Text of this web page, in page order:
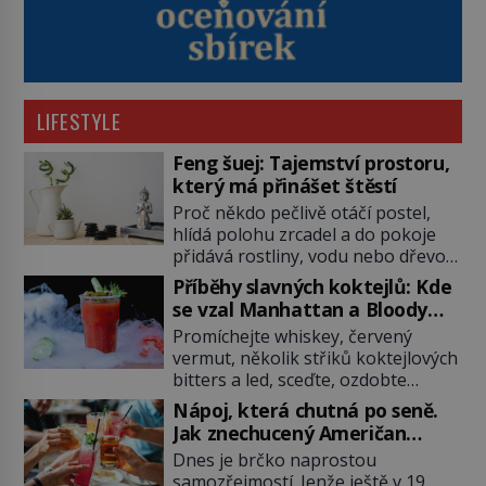
LIFESTYLE
Feng šuej: Tajemství prostoru,
který má přinášet štěstí
Proč někdo pečlivě otáčí postel,
hlídá polohu zrcadel a do pokoje
přidává rostliny, vodu nebo dřevo?
Feng šuej tvrdí, že domov není jen
soubor zdí a nábytku. Je to prostor,
kterým proudí energie čchi a jeho
uspořádání může ovlivňovat, jak se
v něm člověk cítí. Feng šuej má
kořeny ve staré Číně a jeho historie
[…]
Příběhy slavných koktejlů: Kde
se vzal Manhattan a Bloody
Mary?
Promíchejte whiskey, červený
vermut, několik střiků koktejlových
bitters a led, sceďte, ozdobte
koktejlovou třešinkou a tadá…
Manhattan je tu! A pokud to má být
skutečně on, dejte si pozor, ať
místo klasické americké rye
Nápoj, která chutná po seně.
Jak znechucený Američan
vymyslel brčko
Dnes je brčko naprostou